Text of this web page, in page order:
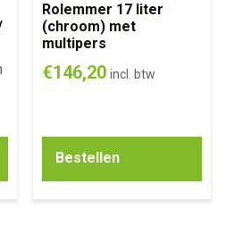
Rolemmer 17 liter
(chroom) met
multipers
€146,20 incl. btw
Bestellen